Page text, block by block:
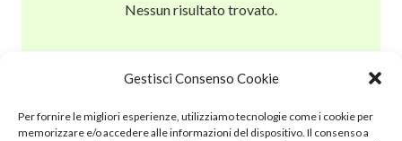
Gestisci Consenso Cookie
Per fornire le migliori esperienze, utilizziamo tecnologie come i cookie per
memorizzare e/o accedere alle informazioni del dispositivo. Il consenso a
Nessun risultato trovato.
antoniopalumbo.it